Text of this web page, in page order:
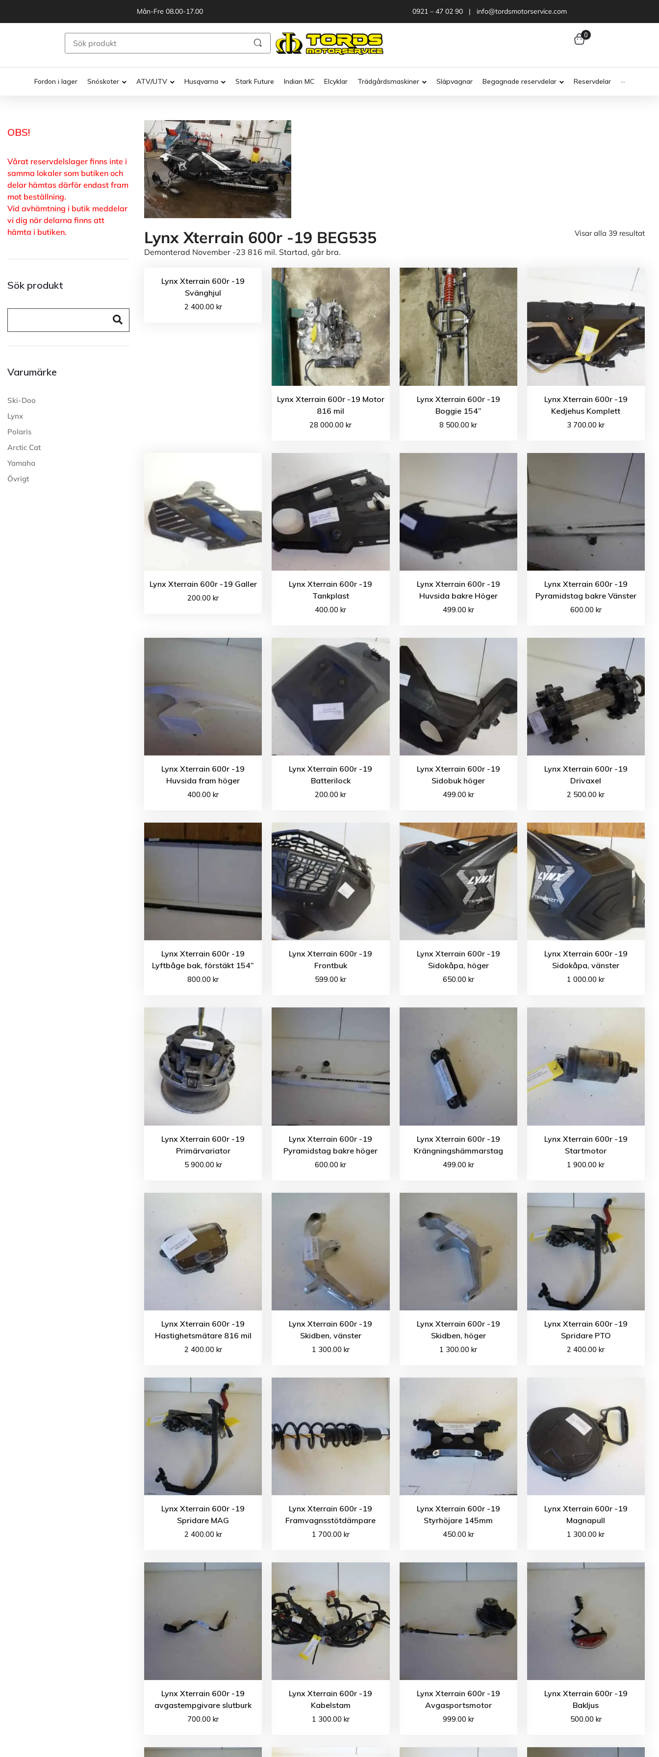
Mån-Fre 08.00-17.00 0921 – 47 02 90 | info@tordsmotorservice.com
0
Fordon i lager Snöskoter ATV/UTV Husqvarna Stark Future Indian MC Elcyklar Trädgårdsmaskiner Släpvagnar Begagnade reservdelar Reservdelar ···
OBS!
Vårat reservdelslager finns inte i
samma lokaler som butiken och
delar hämtas därför endast fram
mot beställning.
Vid avhämtning i butik meddelar
vi dig när delarna finns att
hämta i butiken.
Sök produkt
Varumärke
Ski-Doo
Lynx
Polaris
Arctic Cat
Yamaha
Övrigt
Lynx Xterrain 600r -19 BEG535 Visar alla 39 resultat
Demonterad November -23 816 mil. Startad, går bra.
Lynx Xterrain 600r -19
Svänghjul
2 400.00 kr
Lynx Xterrain 600r -19 Motor
816 mil
28 000.00kr
Lynx Xterrain 600r -19
Boggie 154”
8 500.00kr
Lynx Xterrain 600r -19
Kedjehus Komplett
3 700.00kr
Lynx Xterrain 600r -19 Galler
200.00kr
Lynx Xterrain 600r -19
Tankplast
400.00kr
Lynx Xterrain 600r -19
Huvsida bakre Höger
499.00 kr
Lynx Xterrain 600r -19
Pyramidstag bakre Vänster
600.00 kr
Lynx Xterrain 600r -19
Huvsida fram höger
400.00kr
Lynx Xterrain 600r -19
Batterilock
200.00kr
Lynx Xterrain 600r -19
Sidobuk höger
499.00 kr
Lynx Xterrain 600r -19
Drivaxel
2 500.00kr
Lynx Xterrain 600r -19
Lyftbåge bak, förstäkt 154”
800.00kr
Lynx Xterrain 600r -19
Frontbuk
599.00kr
Lynx Xterrain 600r -19
Sidokåpa, höger
650.00 kr
Lynx Xterrain 600r -19
Sidokåpa, vänster
1 000.00kr
Lynx Xterrain 600r -19
Primärvariator
5 900.00 kr
Lynx Xterrain 600r -19
Pyramidstag bakre höger
600.00kr
Lynx Xterrain 600r -19
Krängningshämmarstag
499.00 kr
Lynx Xterrain 600r -19
Startmotor
1 900.00kr
Lynx Xterrain 600r -19
Hastighetsmätare 816 mil
2 400.00 kr
Lynx Xterrain 600r -19
Skidben, vänster
1 300.00 kr
Lynx Xterrain 600r -19
Skidben, höger
1 300.00kr
Lynx Xterrain 600r -19
Spridare PTO
2 400.00kr
Lynx Xterrain 600r -19
Spridare MAG
2 400.00 kr
Lynx Xterrain 600r -19
Framvagnsstötdämpare
1 700.00 kr
Lynx Xterrain 600r -19
Styrhöjare 145mm
450.00 kr
Lynx Xterrain 600r -19
Magnapull
1 300.00kr
Lynx Xterrain 600r -19
avgastempgivare slutburk
700.00kr
Lynx Xterrain 600r -19
Kabelstam
1 300.00 kr
Lynx Xterrain 600r -19
Avgasportsmotor
999.00 kr
Lynx Xterrain 600r -19
Bakljus
500.00 kr